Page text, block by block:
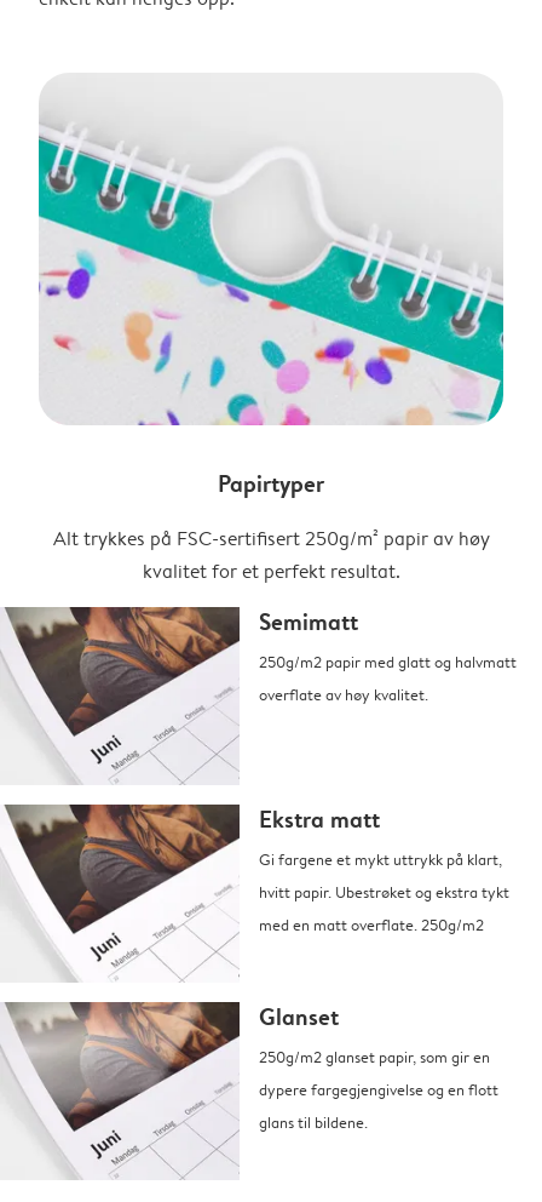
Papirtyper
Alt trykkes på FSC-sertifisert 250g/m² papir av høy
kvalitet for et perfekt resultat.
Semimatt
250g/m2 papir med glatt og halvmatt
overflate av høy kvalitet.
Ekstra matt
Gi fargene et mykt uttrykk på klart,
hvitt papir. Ubestrøket og ekstra tykt
med en matt overflate. 250g/m2
Glanset
250g/m2 glanset papir, som gir en
dypere fargegjengivelse og en flott
glans til bildene.